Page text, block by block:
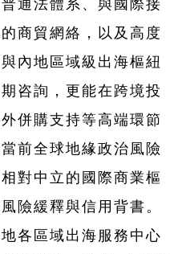
通法體系、與國際接
商貿網絡，以及高度
內地區域級出海樞紐
咨詢，更能在跨境投
併購支持等高端環節
前全球地緣政治風險
對中立的國際商業樞
險緩釋與信用背書。
各區域出海服務中心